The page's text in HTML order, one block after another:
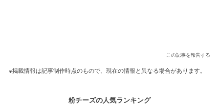
この記事を報告する
※掲載情報は記事制作時点のもので、現在の情報と異なる場合があります。
粉チーズの人気ランキング